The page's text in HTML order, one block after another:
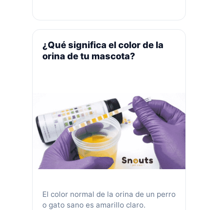
frutas y vegetales. ¡Inclusive algunos
pueden decirle que agregue
zanahoria o judías verdes a las
croquetas de su perro si necesita
perder peso! Muchas personas que …
¿Qué significa el color de la
orina de tu mascota?
El color normal de la orina de un perro
o gato sano es amarillo claro.